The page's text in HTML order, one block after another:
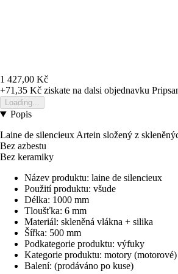
1 427,00 Kč
+71,35 Kč ziskate na dalsi objednavku
Loading...
Popis
Laine de silencieux Artein složený z
Bez azbestu
Bez keramiky
Název produktu: laine de silencieux
Použití produktu: všude
Délka: 1000 mm
Tloušťka: 6 mm
Materiál: skleněná vlákna + silika
Šířka: 500 mm
Podkategorie produktu: výfuky
Kategorie produktu: motory (motorové)
Balení: (prodáváno po kuse)